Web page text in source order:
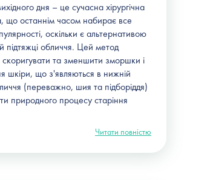
дня – це сучасна хірургічна
що останнім часом набирає все
оскільки є альтернативою
підтяжці обличчя. Цей метод
та зменшити зморшки і
шкіри, що з'являються в нижній
(переважно, шия та підборіддя)
природного процесу старіння
Читати повністю